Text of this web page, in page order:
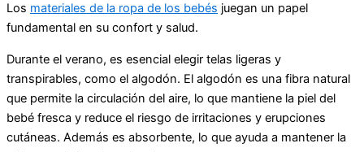
Los materiales de la ropa de los bebés juegan un papel
fundamental en su confort y salud.
Durante el verano, es esencial elegir telas ligeras y
transpirables, como el algodón. El algodón es una fibra natural
que permite la circulación del aire, lo que mantiene la piel del
bebé fresca y reduce el riesgo de irritaciones y erupciones
cutáneas. Además es absorbente, lo que ayuda a mantener la